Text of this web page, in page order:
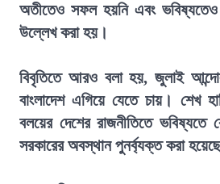
অতীতেও সফল হয়নি এবং ভবিষ্যতেও
উল্লেখ করা হয়।
বিবৃতিতে আরও বলা হয়, জুলাই
বাংলাদেশ এগিয়ে যেতে চায়। শেখ
বলয়ের দেশের রাজনীতিতে
সরকারের অবস্থান পুনর্ব্যক্ত করা